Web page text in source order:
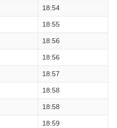
18:54
18:55
18:56
18:56
18:57
18:58
18:58
18:59